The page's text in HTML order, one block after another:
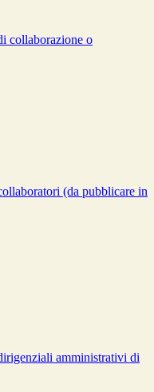
collaborazione o
(da pubblicare in
amministrativi di